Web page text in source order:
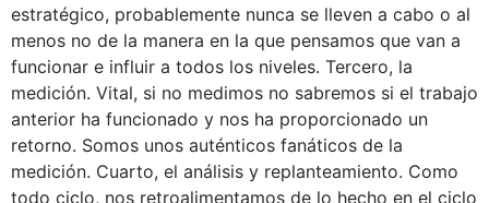
estratégico, probablemente nunca se lleven a cabo o al
menos no de la manera en la que pensamos que van a
funcionar e influir a todos los niveles. Tercero, la
medición. Vital, si no medimos no sabremos si el trabajo
anterior ha funcionado y nos ha proporcionado un
retorno. Somos unos auténticos fanáticos de la
medición. Cuarto, el análisis y replanteamiento. Como
todo ciclo, nos retroalimentamos de lo hecho en el ciclo